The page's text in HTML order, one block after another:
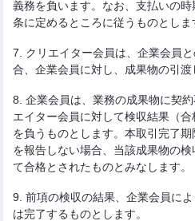
義務を負います。なお、支払いの
条に定めるところに従うものとしま
7. クリエイター会員は、企業会員
合、企業会員に対し、成果物の引渡
8. 企業会員は、業務の成果物に契
エイター会員に対して検収結果（
を負うものとします。本取引完了
を報告しない場合、当該成果物の
て合格とされたものとみなします。
9. 前項の検収の結果、企業会員に
は完了するものとします。